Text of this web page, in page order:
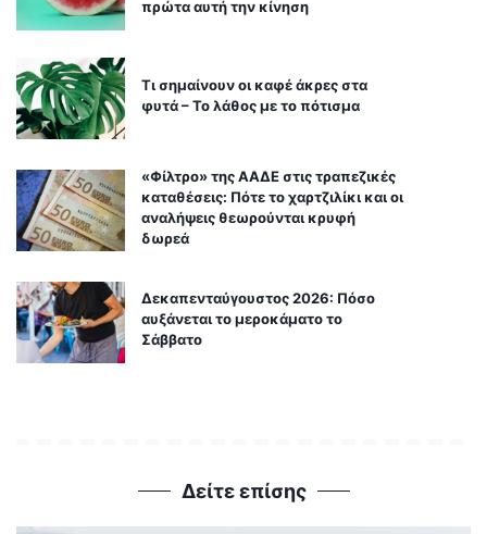
πρώτα αυτή την κίνηση
Τι σημαίνουν οι καφέ άκρες στα
φυτά – Το λάθος με το πότισμα
«Φίλτρο» της ΑΑΔΕ στις τραπεζικές
καταθέσεις: Πότε το χαρτζιλίκι και οι
αναλήψεις θεωρούνται κρυφή
δωρεά
Δεκαπενταύγουστος 2026: Πόσο
αυξάνεται το μεροκάματο το
Σάββατο
Δείτε επίσης